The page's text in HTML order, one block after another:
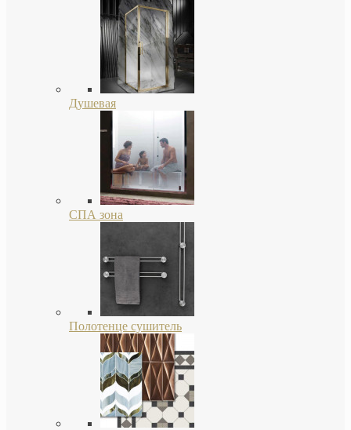
Душевая
СПА зона
Полотенце сушитель